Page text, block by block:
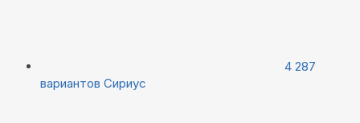
4 287
вариантов Сириус